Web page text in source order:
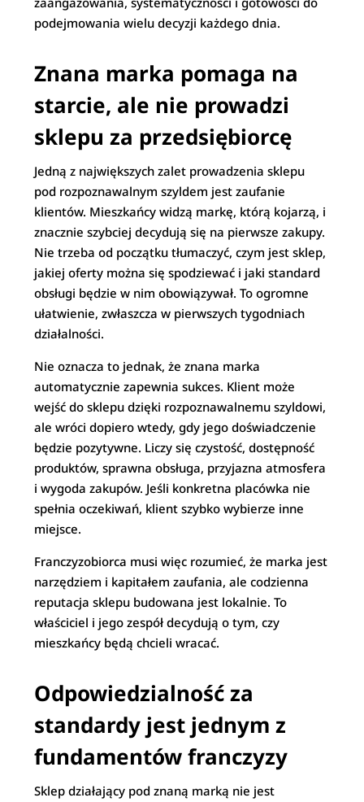
podejmowania wielu decyzji każdego dnia.
Znana marka pomaga na
starcie, ale nie prowadzi
sklepu za przedsiębiorcę
Jedną z największych zalet prowadzenia sklepu
pod rozpoznawalnym szyldem jest zaufanie
klientów. Mieszkańcy widzą markę, którą kojarzą, i
znacznie szybciej decydują się na pierwsze zakupy.
Nie trzeba od początku tłumaczyć, czym jest sklep,
jakiej oferty można się spodziewać i jaki standard
obsługi będzie w nim obowiązywał. To ogromne
ułatwienie, zwłaszcza w pierwszych tygodniach
działalności.
Nie oznacza to jednak, że znana marka
automatycznie zapewnia sukces. Klient może
wejść do sklepu dzięki rozpoznawalnemu szyldowi,
ale wróci dopiero wtedy, gdy jego doświadczenie
będzie pozytywne. Liczy się czystość, dostępność
produktów, sprawna obsługa, przyjazna atmosfera
i wygoda zakupów. Jeśli konkretna placówka nie
spełnia oczekiwań, klient szybko wybierze inne
miejsce.
Franczyzobiorca musi więc rozumieć, że marka jest
narzędziem i kapitałem zaufania, ale codzienna
reputacja sklepu budowana jest lokalnie. To
właściciel i jego zespół decydują o tym, czy
mieszkańcy będą chcieli wracać.
Odpowiedzialność za
standardy jest jednym z
fundamentów franczyzy
Sklep działający pod znaną marką nie jest